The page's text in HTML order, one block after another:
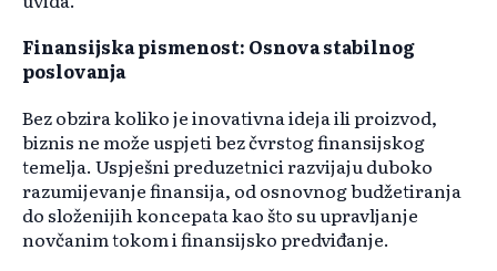
Finansijska pismenost: Osnova stabilnog
poslovanja
Bez obzira koliko je inovativna ideja ili proizvod,
biznis ne može uspjeti bez čvrstog finansijskog
temelja. Uspješni preduzetnici razvijaju duboko
razumijevanje finansija, od osnovnog budžetiranja
do složenijih koncepata kao što su upravljanje
novčanim tokom i finansijsko predviđanje.